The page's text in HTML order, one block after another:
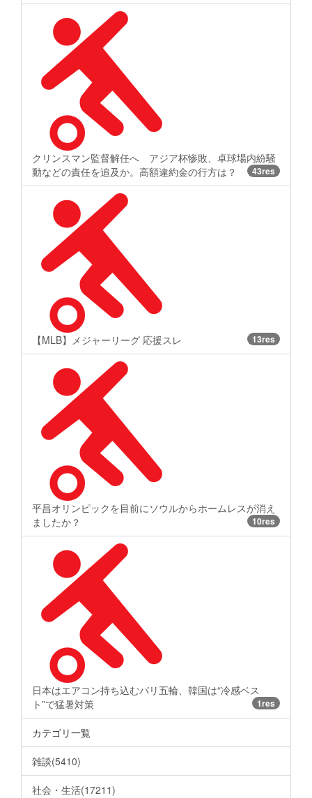
クリンスマン監督解任へ アジア杯惨敗、卓球場内紛騒
動などの責任を追及か。高額違約金の行方は？
43res
【MLB】メジャーリーグ 応援スレ 13res
平昌オリンピックを目前にソウルからホームレスが消え
ましたか？
10res
日本はエアコン持ち込むパリ五輪、韓国は“冷感ベス
ト”で猛暑対策
1res
カテゴリ一覧
雑談(5410)
社会・生活(17211)